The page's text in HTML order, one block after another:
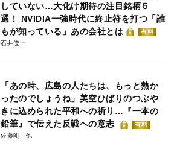
していない…大化け期待の注目銘柄５
選！ NVIDIA一強時代に終止符を打つ「誰
もが知っている」あの会社とは
有料
石井僚一
「あの時、広島の人たちは、もっと熱か
ったのでしょうね」美空ひばりのつぶや
きに込められた平和への祈り…『一本の
鉛筆』で伝えた反戦への意志
有料
佐藤剛